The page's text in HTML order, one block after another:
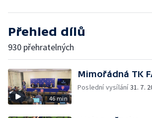
Přehled dílů
930 přehratelných
46 min
Mimořádná TK
Poslední vysílání31. 7.